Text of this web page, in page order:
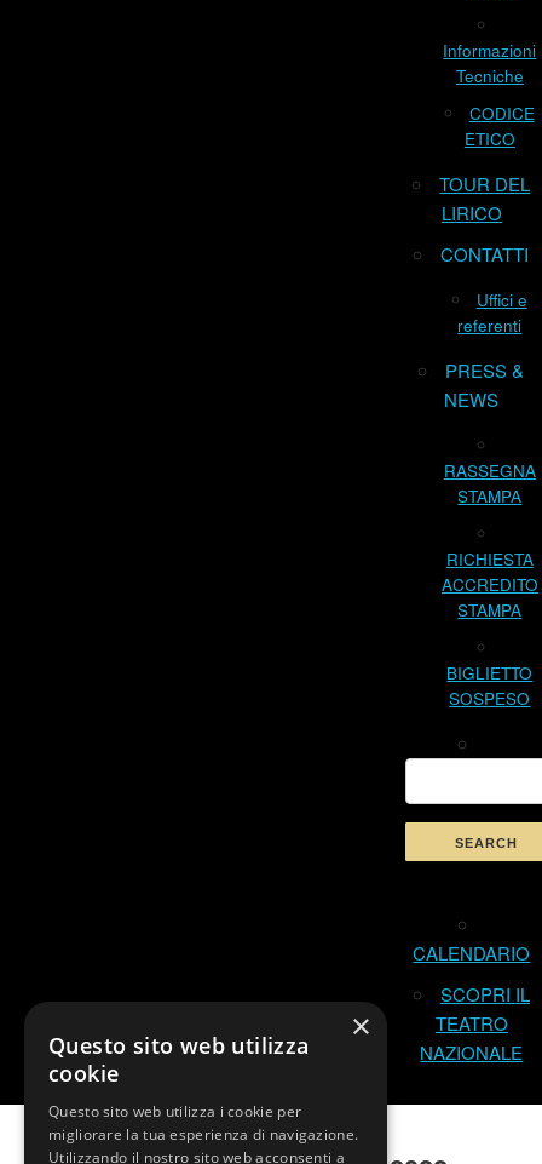
Informazioni
Tecniche
CODICE
ETICO
TOUR DEL
LIRICO
CONTATTI
Uffici e
referenti
PRESS &
NEWS
RASSEGNA
STAMPA
RICHIESTA
ACCREDITO
STAMPA
BIGLIETTO
SOSPESO
CALENDARIO
SCOPRI IL
TEATRO
NAZIONALE
×
Questo sito web utilizza
cookie
Questo sito web utilizza i cookie per
migliorare la tua esperienza di navigazione.
Utilizzando il nostro sito web acconsenti a